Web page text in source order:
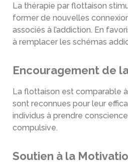
La thérapie par flottaison
former de nouvelles
associés à l’addiction. En
à remplacer les schémas
Encouragement de
La flottaison est comparable
sont reconnues pour leur
individus à prendre
compulsive.
Soutien à la